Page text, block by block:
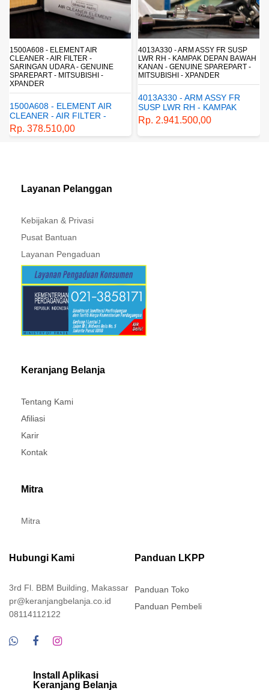
4013A330 - ARM ASSY FR SUSP
LWR RH - KAMPAK DEPAN BAWAH
KANAN - GENUINE SPAREPART -
MITSUBISHI - XPANDER
SUSP LWR RH - KAMPAK
DEPAN BAWAH KANAN -
GENUINE SPAREPART -
MITSUBISHI - XPANDER
Rp. 2.941.500,00
4162A413 - SHOCK ABSORBER RR
SUSP - SUSPENSI BELAKANG -
SHOCKBREAKER BELAKANG -
GENUINE SPAREPART -
MITSUBISHI - XPANDER
4162A413 - SHOCK
ABSORBER RR SUSP -
SUSPENSI BELAKANG -
SHOCKBREAKER BELAKANG
Rp. 1.198.800,00
Layanan Pelanggan
Kebijakan & Privasi
Pusat Bantuan
Layanan Pengaduan
Keranjang Belanja
Tentang Kami
Afiliasi
Karir
Kontak
Mitra
Mitra
Hubungi Kami
3rd Fl. BBM Building, Makassar
pr@keranjangbelanja.co.id
08114112122
Panduan LKPP
Panduan Toko
Panduan Pembeli
Install Aplikasi
Keranjang Belanja